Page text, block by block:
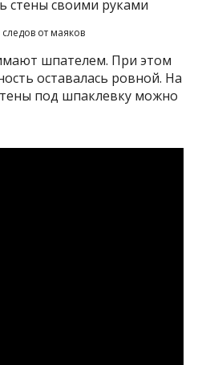
от маяков
шпателем. При этом
оставалась ровной. На
под шпаклевку можно